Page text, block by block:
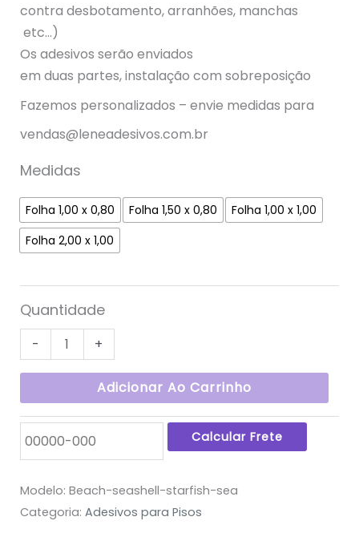
contra desbotamento, arranhões, manchas
etc…)
Os adesivos serão enviados
em duas partes, instalação com sobreposição
Fazemos personalizados – envie medidas para
vendas@leneadesivos.com.br
Medidas
Folha 1,00 x 0,80 Folha 1,50 x 0,80
Folha 1,00 x 1,00
Folha 2,00 x 1,00
Quantidade
- +
Adicionar Ao Carrinho
Modelo: Beach-seashell-starfish-sea
Categoria: Adesivos para Pisos